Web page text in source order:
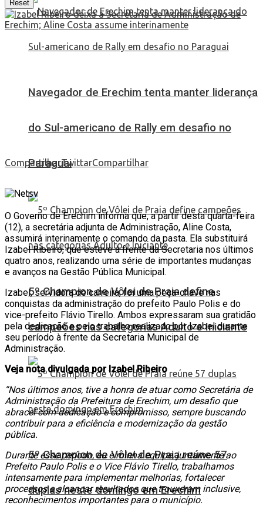
Navegador de Erechim tenta manter liderança
do Sul-americano de Rally em desafio no
Paraguai
5º Champion de Vôlei de Praia define
campeões nas categorias Adulto e Iniciante
5º Champion de Vôlei de Praia reúne 57
duplas neste domingo em Erechim
Reset
CompartilharTwittarCompartilhar
O Governo de Erechim informa que, a partir desta quarta-feira
(12), a secretária adjunta de Administração, Aline Costa,
assumirá interinamente o comando da pasta. Ela substituirá
Izabel Ribeiro, que esteve à frente da Secretaria nos últimos
quatro anos, realizando uma série de importantes mudanças
e avanços na Gestão Pública Municipal.
Izabel, servidora de carreira, foi uma peça-chave nas
conquistas da administração do prefeito Paulo Polis e do
vice-prefeito Flávio Tirello. Ambos expressaram sua gratidão
pela dedicação e pelo trabalho realizado por Izabel durante
seu período à frente da Secretaria Municipal de
Administração.
Veja nota divulgada por Izabel Ribeiro
“Nos últimos anos, tive a honra de atuar como Secretária de
Administração da Prefeitura de Erechim, um desafio que
abracei com dedicação e compromisso, sempre buscando
contribuir para a eficiência e modernização da gestão
pública.
Durante esse período, eu e minha equipe, juntamente ao
Prefeito Paulo Polis e o Vice Flávio Tirello, trabalhamos
intensamente para implementar melhorias, fortalecer
processos e alcançar resultados que trouxeram inclusive,
reconhecimentos importantes para o município.